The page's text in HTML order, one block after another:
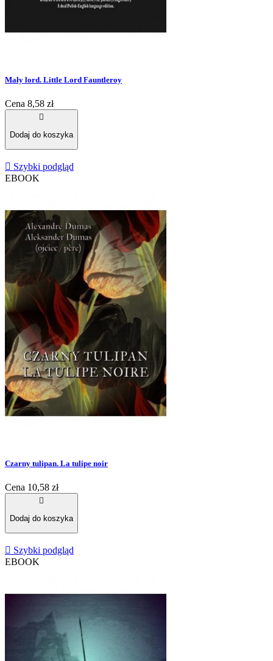
Mały lord. Little Lord Fauntleroy
Cena 8,58 zł

Dodaj do koszyka
 Szybki podgląd
EBOOK
Czarny tulipan. La tulipe noir
Cena 10,58 zł

Dodaj do koszyka
 Szybki podgląd
EBOOK